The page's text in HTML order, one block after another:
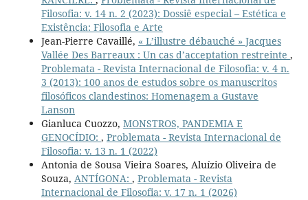
Filosofia: v. 14 n. 2 (2023): Dossiê especial – Estética e
Existência: Filosofia e Arte
Jean-Pierre Cavaillé, « L’illustre débauché » Jacques
Vallée Des Barreaux : Un cas d’acceptation restreinte ,
Problemata - Revista Internacional de Filosofia: v. 4 n.
3 (2013): 100 anos de estudos sobre os manuscritos
filosóficos clandestinos: Homenagem a Gustave
Lanson
Gianluca Cuozzo, MONSTROS, PANDEMIA E
GENOCÍDIO: , Problemata - Revista Internacional de
Filosofia: v. 13 n. 1 (2022)
Antonia de Sousa Vieira Soares, Aluízio Oliveira de
Souza, ANTÍGONA: , Problemata - Revista
Internacional de Filosofia: v. 17 n. 1 (2026)